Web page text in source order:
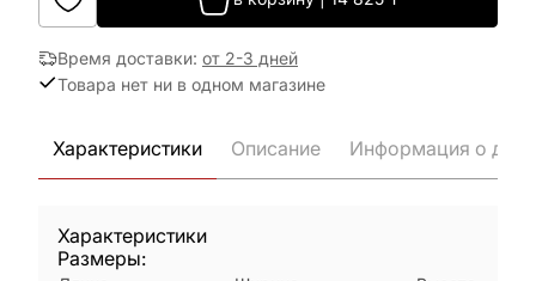
Время доставки: от 2-3 дней
Товара нет ни в одном магазине
Характеристики Описание Информация о
Характеристики
Размеры: